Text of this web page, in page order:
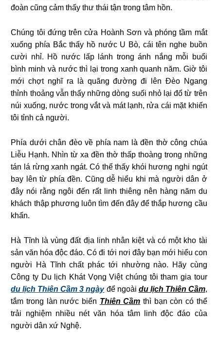
đoàn cũng cảm thấy thư thái tận trong tâm hồn.
Chúng tôi đứng trên cửa Hoành Sơn và phóng tầm mắt
xuống phía Bắc thấy hồ nước U Bò, cái tên nghe buồn
cười nhỉ. Hồ nước lấp lánh trong ánh nắng mỗi buổi
bình minh và nước thì lại trong xanh quanh năm. Giờ tôi
mới chợt nghĩ ra là quãng đường đi lên Đèo Ngang
thỉnh thoảng vẫn thấy những dòng suối nhỏ lại đổ từ trên
núi xuống, nước trong vắt và mát lạnh, rửa cái mặt khiến
tôi tỉnh cả người.
Phía dưới chân đèo về phía nam là đền thờ công chúa
Liễu Hạnh. Nhìn từ xa đền thờ thấp thoàng trong những
tán lá rừng xanh ngát. Có thể thấy khói hương nghi ngút
bay lên từ phía đền. Cũng dễ hiểu khi mà người dân ở
đây nói rằng ngôi đến rất linh thiêng nên hàng năm du
khách thập phương luôn tìm đến đây để thắp hương cầu
khấn.
Hà Tĩnh là vùng đất địa linh nhân kiệt và có một kho tài
sản văn hóa độc đáo. Có đi tới nơi đây bạn mới hiểu con
người Hà Tĩnh chất phác tới nhường nào. Hãy cùng
Công ty Du lịch Khát Vọng Việt chúng tôi tham gia tour
du lịch Thiên Cầm 3 ngày để ngoài du lịch Thiên Cầm,
tắm trong làn nước biển Thiên Cầm thì bạn còn có thể
trải nghiệm nhiều nét văn hóa tâm linh độc đáo của
người dân xứ Nghệ.